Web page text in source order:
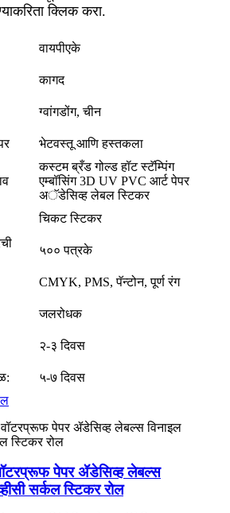
क्लिक करा.
वायपीएके
कागद
ग्वांगडोंग, चीन
भेटवस्तू आणि हस्तकला
कस्टम ब्रँड गोल्ड हॉट स्टॅम्पिंग
एम्बॉसिंग 3D UV PVC आर्ट पेपर
अॅडेसिव्ह लेबल स्टिकर
चिकट स्टिकर
५०० पत्रके
CMYK, PMS, पॅन्टोन, पूर्ण रंग
जलरोधक
२-३ दिवस
५-७ दिवस
पेपर ॲडेसिव्ह लेबल्स
सर्कल स्टिकर रोल